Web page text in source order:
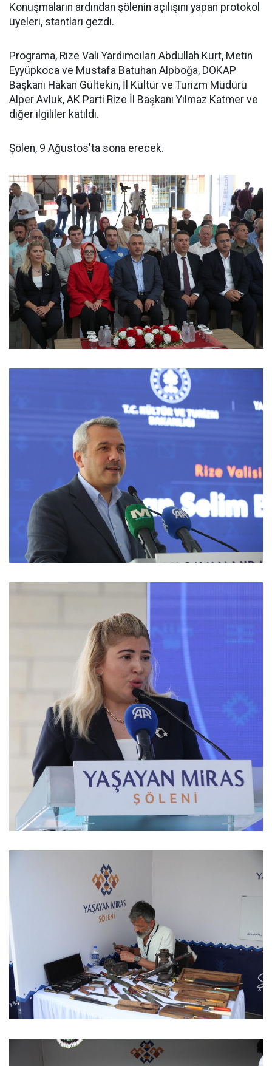
Konuşmaların ardından şölenin açılışını yapan protokol
üyeleri, stantları gezdi.
Programa, Rize Vali Yardımcıları Abdullah Kurt, Metin
Eyyüpkoca ve Mustafa Batuhan Alpboğa, DOKAP
Başkanı Hakan Gültekin, İl Kültür ve Turizm Müdürü
Alper Avluk, AK Parti Rize İl Başkanı Yılmaz Katmer ve
diğer ilgililer katıldı.
Şölen, 9 Ağustos'ta sona erecek.